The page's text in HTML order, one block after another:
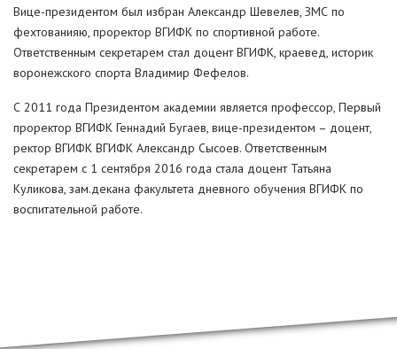
Вице-президентом был избран Александр Шевелев, ЗМС по
фехтованияю, проректор ВГИФК по спортивной работе.
Ответственным секретарем стал доцент ВГИФК, краевед, историк
воронежского спорта Владимир Фефелов.
С 2011 года Президентом академии является профессор, Первый
проректор ВГИФК Геннадий Бугаев, вице-президентом – доцент,
ректор ВГИФК ВГИФК Александр Сысоев. Ответственным
секретарем с 1 сентября 2016 года стала доцент Татьяна
Куликова, зам.декана факультета дневного обучения ВГИФК по
воспитательной работе.